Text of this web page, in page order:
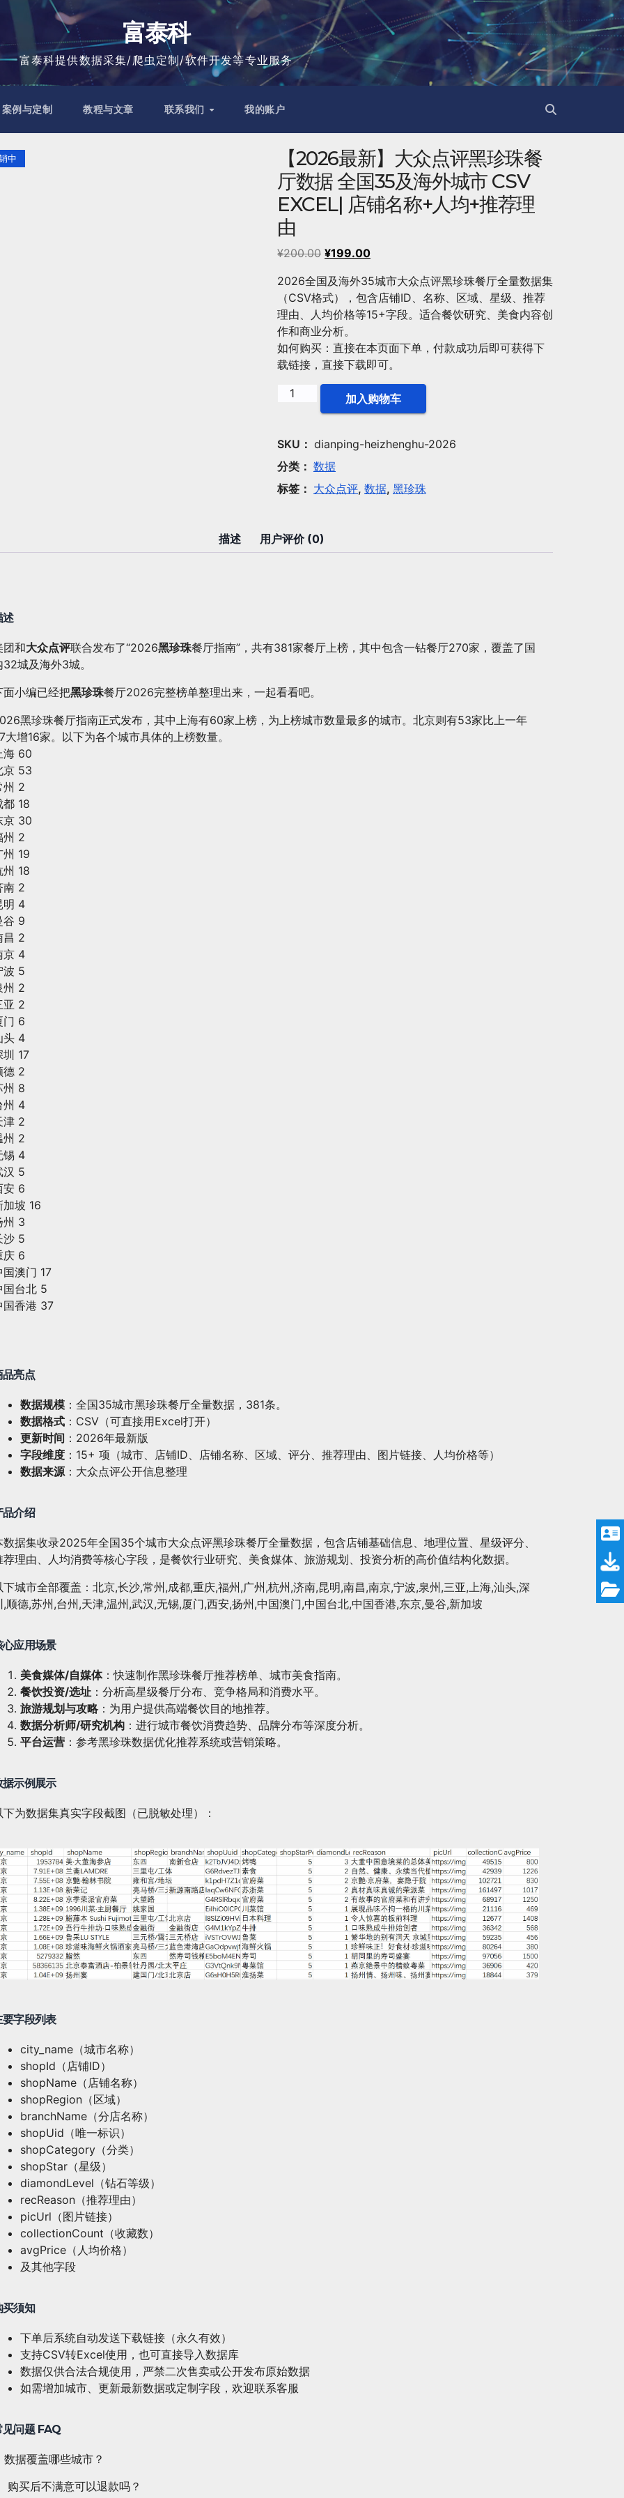
富泰科
富泰科提供数据采集/爬虫定制/软件开发等专业服务
案例与定制 教程与文章 联系我们 我的账户
中
【2026最新】大众点评黑珍珠餐
厅数据 全国35及海外城市 CSV
EXCEL| 店铺名称+人均+推荐理
由
¥200.00 原
为：
¥200.00。
¥199.00当
价
格
为：
2026全国及海外35城市大众点评黑珍珠餐厅全量数据集
（CSV格式），包含店铺ID、名称、区域、星级、推荐
理由、人均价格等15+字段。适合餐饮研究、美食内容创
作和商业分析。
如何购买：直接在本页面下单，付款成功后即可获得下
载链接，直接下载即可。
【2026
大
众
点
评
珠
国
海
城
加入购物车
SKU： dianping-heizhenghu-2026
分类： 数据
标签： 大众点评, 数据, 黑珍珠
描述 用户评价 (0)
述
团和大众点评联合发布了“2026黑珍珠餐厅指南”，共有381家餐厅上榜，其中包含一钻餐厅270家，覆盖了国
32城及海外3城。
面小编已经把黑珍珠餐厅2026完整榜单整理出来，一起看看吧。
黑珍珠餐厅指南正式发布，其中上海有60家上榜，为上榜城市数量最多的城市。北京则有53家比上一年
大增16家。以下为各个城市具体的上榜数量。
海 60
京 53
州 2
都 18
京 30
州 2
州 19
州 18
南 2
明 4
谷 9
昌 2
京 4
波 5
州 2
亚 2
门 6
头 4
圳 17
德 2
州 8
州 4
津 2
州 2
锡 4
汉 5
安 6
加坡 16
州 3
沙 5
庆 6
国澳门 17
国台北 5
国香港 37
品亮点
数据规模 ：全国35城市黑珍珠餐厅全量数据，381条。
数据格式 ：CSV（可直接用Excel打开）
更新时间 ：2026年最新版
字段维度 ：15+ 项（城市、店铺ID、店铺名称、区域、评分、推荐理由、图片链接、人均价格等）
数据来源 ：大众点评公开信息整理
品介绍
数据集收录2025年全国35个城市大众点评黑珍珠餐厅全量数据，包含店铺基础信息、地理位置、星级评分、
荐理由、人均消费等核心字段，是餐饮行业研究、美食媒体、旅游规划、投资分析的高价值结构化数据。
下城市全部覆盖：北京,长沙,常州,成都,重庆,福州,广州,杭州,济南,昆明,南昌,南京,宁波,泉州,三亚,上海,汕头,深
,顺德,苏州,台州,天津,温州,武汉,无锡,厦门,西安,扬州,中国澳门,中国台北,中国香港,东京,曼谷,新加坡
心应用场景
美食媒体/自媒体：快速制作黑珍珠餐厅推荐榜单、城市美食指南。
餐饮投资/选址 ：分析高星级餐厅分布、竞争格局和消费水平。
旅游规划与攻略：为用户提供高端餐饮目的地推荐。
数据分析师/研究机构 ：进行城市餐饮消费趋势、品牌分布等深度分析。
平台运营 ：参考黑珍珠数据优化推荐系统或营销策略。
据示例展示
下为数据集真实字段截图（已脱敏处理）：
要字段列表
city_name（城市名称）
shopId（店铺ID）
shopName（店铺名称）
shopRegion（区域）
branchName（分店名称）
shopUid（唯一标识）
shopCategory（分类）
shopStar（星级）
diamondLevel（钻石等级）
recReason（推荐理由）
picUrl（图片链接）
collectionCount（收藏数）
avgPrice（人均价格）
及其他字段
买须知
下单后系统自动发送下载链接（永久有效）
支持CSV转Excel使用，也可直接导入数据库
数据仅供合法合规使用，严禁二次售卖或公开发布原始数据
如需增加城市、更新最新数据或定制字段，欢迎联系客服
见问题 FAQ
数据覆盖哪些城市？
购买后不满意可以退款吗？